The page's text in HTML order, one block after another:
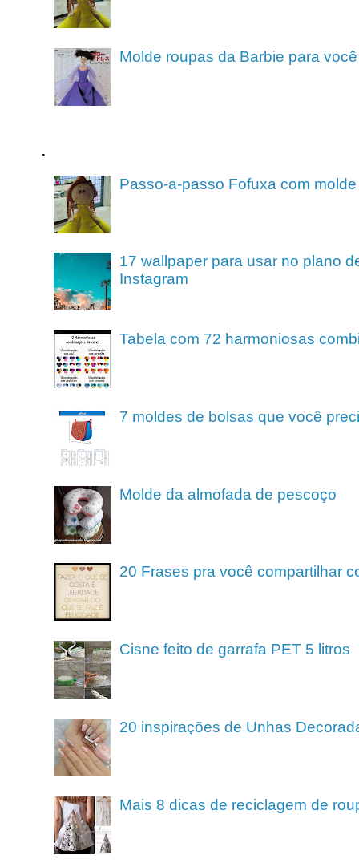
Molde roupas da Barbie para
.
Passo-a-passo Fofuxa com molde
17 wallpaper para usar no plano
Instagram
Tabela com 72 harmoniosas
7 moldes de bolsas que você
Molde da almofada de pescoço
20 Frases pra você compartilhar
Cisne feito de garrafa PET 5 litros
20 inspirações de Unhas
Mais 8 dicas de reciclagem de